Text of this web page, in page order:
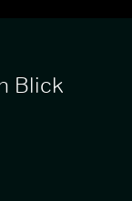
Blick